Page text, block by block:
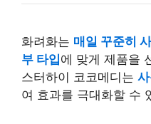
화려화는 매일 꾸준히
부 타입에 맞게 제품을
스터하이 코코메디는
여 효과를 극대화할 수